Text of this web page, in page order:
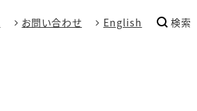
お問い合わせ English 検索